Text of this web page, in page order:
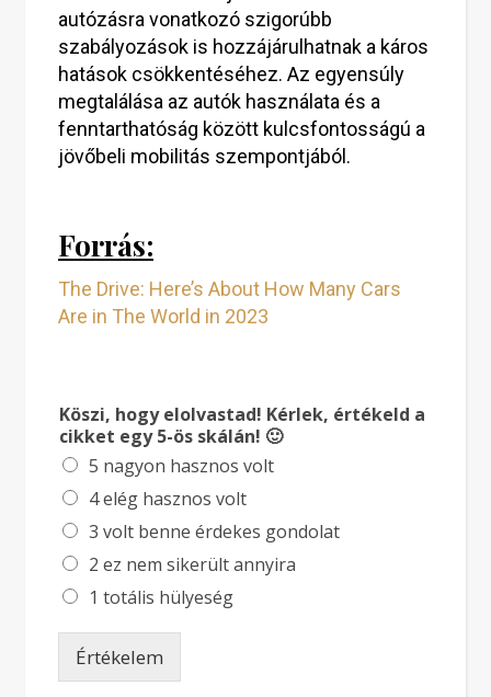
autózásra vonatkozó szigorúbb
szabályozások is hozzájárulhatnak a káros
hatások csökkentéséhez. Az egyensúly
megtalálása az autók használata és a
fenntarthatóság között kulcsfontosságú a
jövőbeli mobilitás szempontjából.
Forrás:
The Drive: Here’s About How Many Cars
Are in The World in 2023
Köszi, hogy elolvastad! Kérlek, értékeld a
cikket egy 5-ös skálán! 🙂
5 nagyon hasznos volt
4 elég hasznos volt
3 volt benne érdekes gondolat
2 ez nem sikerült annyira
1 totális hülyeség
Értékelem